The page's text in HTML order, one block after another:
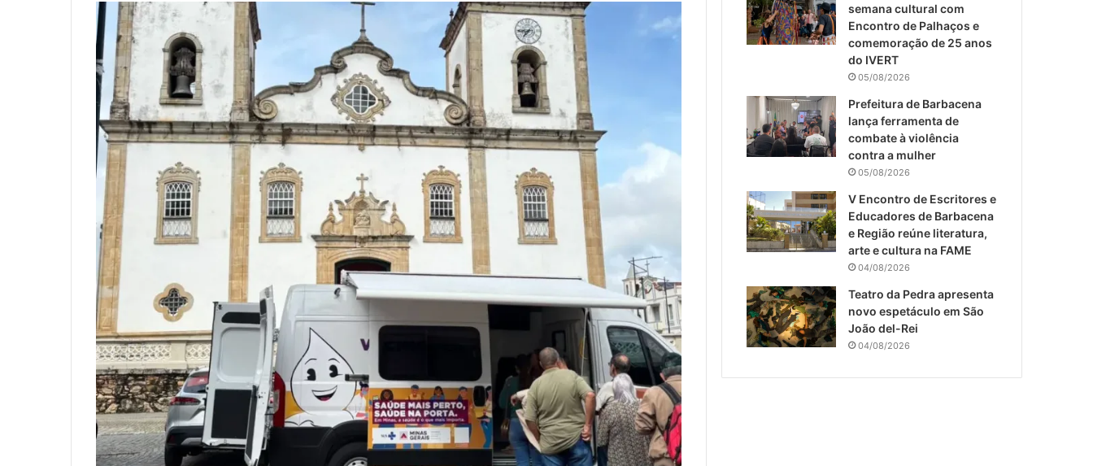
semana cultural com
Encontro de Palhaços e
comemoração de 25 anos
do IVERT
05/08/2026
Prefeitura de Barbacena
lança ferramenta de
combate à violência
contra a mulher
05/08/2026
V Encontro de Escritores e
Educadores de Barbacena
e Região reúne literatura,
arte e cultura na FAME
04/08/2026
Teatro da Pedra apresenta
novo espetáculo em São
João del-Rei
04/08/2026